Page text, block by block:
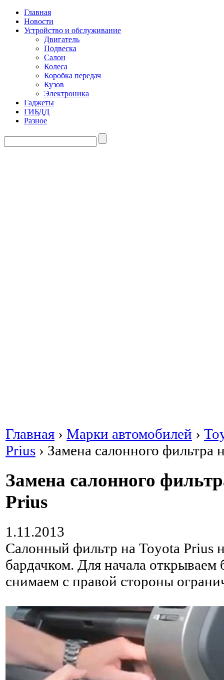
Главная
Новости
Устройство и обслуживание
Двигатель
Подвеска
Салон
Колеса
Коробка передач
Кузов
Электроника
Гаджеты
ГИБДД
Разное
Главная › Марки автомобилей ›
Prius › Замена салонного фильтра
Замена салонного
Prius
1.11.2013
Салонный фильтр на Toyota Prius
бардачком. Для начала открываем
снимаем с правой стороны